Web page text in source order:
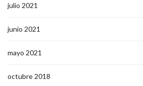
julio 2021
junio 2021
mayo 2021
octubre 2018